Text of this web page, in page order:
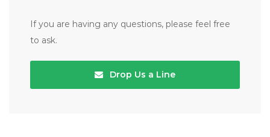
If you are having any questions, please feel free
to ask.
Drop Us a Line